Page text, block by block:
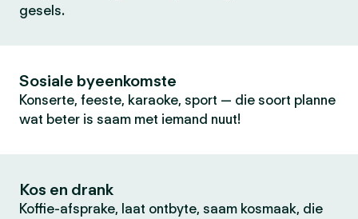
gesels.
Sosiale byeenkomste
Konserte, feeste, karaoke, sport — die soort planne
wat beter is saam met iemand nuut!
Kos en drank
Koffie-afsprake, laat ontbyte, saam kosmaak, die